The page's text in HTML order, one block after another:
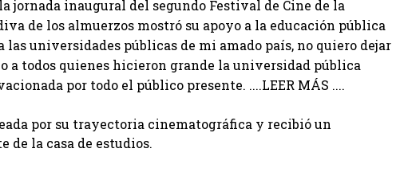
jornada inaugural del segundo Festival de Cine de la
de los almuerzos mostró su apoyo a la educación pública
las universidades públicas de mi amado país, no quiero dejar
a todos quienes hicieron grande la universidad pública
por todo el público presente. ....LEER MÁS ....
por su trayectoria cinematográfica y recibió un
de la casa de estudios.